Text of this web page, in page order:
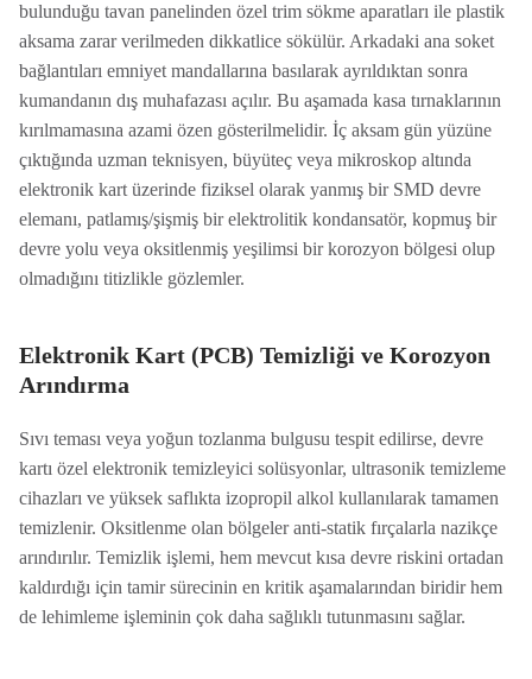
bulunduğu tavan panelinden özel trim sökme aparatları ile plastik
aksama zarar verilmeden dikkatlice sökülür. Arkadaki ana soket
bağlantıları emniyet mandallarına basılarak ayrıldıktan sonra
kumandanın dış muhafazası açılır. Bu aşamada kasa tırnaklarının
kırılmamasına azami özen gösterilmelidir. İç aksam gün yüzüne
çıktığında uzman teknisyen, büyüteç veya mikroskop altında
elektronik kart üzerinde fiziksel olarak yanmış bir SMD devre
elemanı, patlamış/şişmiş bir elektrolitik kondansatör, kopmuş bir
devre yolu veya oksitlenmiş yeşilimsi bir korozyon bölgesi olup
olmadığını titizlikle gözlemler.
Elektronik Kart (PCB) Temizliği ve Korozyon
Arındırma
Sıvı teması veya yoğun tozlanma bulgusu tespit edilirse, devre
kartı özel elektronik temizleyici solüsyonlar, ultrasonik temizleme
cihazları ve yüksek saflıkta izopropil alkol kullanılarak tamamen
temizlenir. Oksitlenme olan bölgeler anti-statik fırçalarla nazikçe
arındırılır. Temizlik işlemi, hem mevcut kısa devre riskini ortadan
kaldırdığı için tamir sürecinin en kritik aşamalarından biridir hem
de lehimleme işleminin çok daha sağlıklı tutunmasını sağlar.